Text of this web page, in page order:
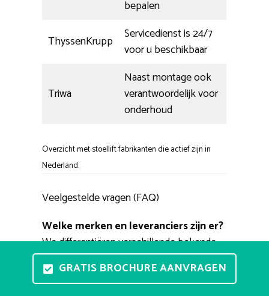
bepalen
ThyssenKrupp
Servicedienst is 24/7
voor u beschikbaar
Triwa
Naast montage ook
verantwoordelijk voor
onderhoud
Overzicht met stoellift fabrikanten die actief zijn in
Nederland.
Veelgestelde vragen (FAQ)
Welke merken en leveranciers zijn er?
We differentiëren verschillende bekende
producenten De meest bekende zijn
Stannah, Handicare, Acorn, Otolift, en
GRATIS BROCHURE AANVRAGEN